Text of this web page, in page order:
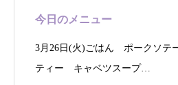
今日のメニュー
3月26日(火)ごはん ポークソテ
ティー キャベツスープ…